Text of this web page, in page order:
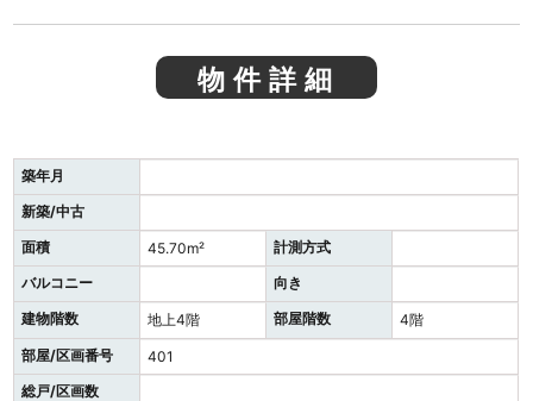
物件詳細
築年月
新築/中古
面積
45.70m²
計測方式
バルコニー
向き
建物階数
地上4階 部屋階数
4階
部屋/区画番号
401
総戸/区画数